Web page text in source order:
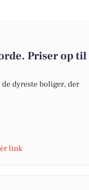
Priser op til
dyreste boliger, der
link